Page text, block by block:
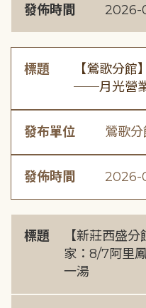
發佈時間 2026-
標題
【鶯歌分館
──月光營
發布單位 鶯歌分
發佈時間 2026-
標題
【新莊西盛
家：8/7阿里
一湯